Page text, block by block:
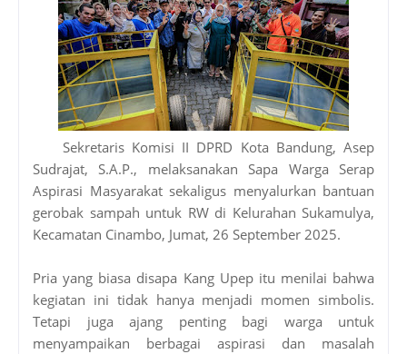
Sekretaris Komisi II DPRD Kota Bandung, Asep
Sudrajat, S.A.P., melaksanakan Sapa Warga Serap
Aspirasi Masyarakat sekaligus menyalurkan bantuan
gerobak sampah untuk RW di Kelurahan Sukamulya,
Kecamatan Cinambo, Jumat, 26 September 2025.
Pria yang biasa disapa Kang Upep itu menilai bahwa
kegiatan ini tidak hanya menjadi momen simbolis.
Tetapi juga ajang penting bagi warga untuk
menyampaikan berbagai aspirasi dan masalah